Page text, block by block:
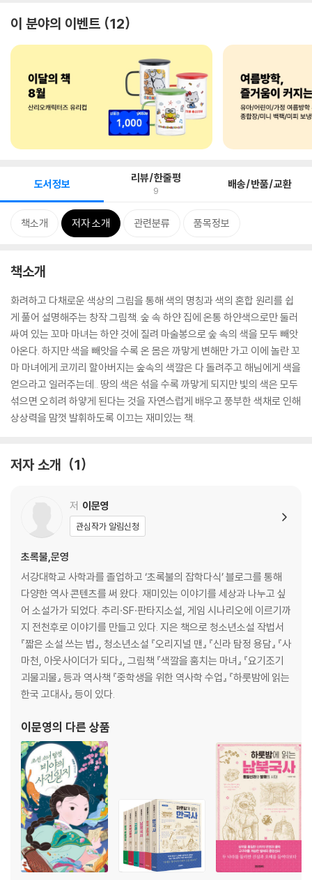
이 분야의 이벤트 12
도서정보 리뷰/한줄평
9 배송/반품/교환
책소개 저자 소개 관련분류 품목정보
책소개
화려하고 다채로운 색상의 그림을 통해 색의 명칭과 색의 혼합 원리를 쉽
게 풀어 설명해주는 창작 그림책. 숲 속 하얀 집에 온통 하얀색으로만 둘러
싸여 있는 꼬마 마녀는 하얀 것에 질려 마술봉으로 숲 속의 색을 모두 빼앗
아온다. 하지만 색을 빼앗을 수록 온 몸은 까맣게 변해만 가고 이에 놀란 꼬
마 마녀에게 코끼리 할아버지는 숲속의 색깔은 다 돌려주고 해님에게 색을
얻으라고 일러주는데.. 땅의 색은 섞을 수록 까맣게 되지만 빛의 색은 모두
섞으면 오히려 하얗게 된다는 것을 자연스럽게 배우고 풍부한 색채로 인해
상상력을 맘껏 발휘하도록 이끄는 재미있는 책.
저자 소개 1
저 이문영
관심작가 알림신청
초록불,문영
서강대학교 사학과를 졸업하고 ‘초록불의 잡학다식’ 블로그를 통해
다양한 역사 콘텐츠를 써 왔다. 재미있는 이야기를 세상과 나누고 싶
어 소설가가 되었다. 추리·SF·판타지소설, 게임 시나리오에 이르기까
지 전천후로 이야기를 만들고 있다. 지은 책으로 청소년소설 작법서
『짧은 소설 쓰는 법』, 청소년소설 『오리지널 맨』 『신라 탐정 용담』 『사
마천, 아웃사이더가 되다』, 그림책 『색깔을 훔치는 마녀』 『요기조기
괴물괴물』 등과 역사책 『중학생을 위한 역사학 수업』 『하룻밤에 읽는
한국 고대사』 등이 있다.
이문영의 다른 상품